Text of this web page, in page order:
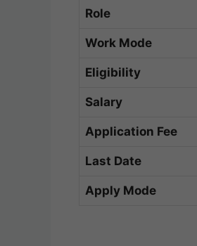
Role
Work Mode
Eligibility
Salary
Application Fee
Last Date
Apply Mode